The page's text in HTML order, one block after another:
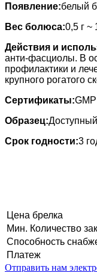
Появление:белый
Вес болюса:0,5 г ~
Действия и
анти-фасциолы. В
профилактики и
крупного рогатого
Сертификаты:
Образец:Доступный
Срок годности:3
Цена брелка
Мин. Количество
Способность
Платеж
Отправить нам